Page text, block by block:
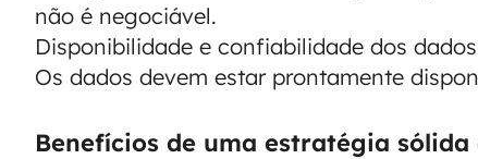
não é negociável.
Disponibilidade e confiabilidade dos dados
Os dados devem estar prontamente
Benefícios de uma estratégia